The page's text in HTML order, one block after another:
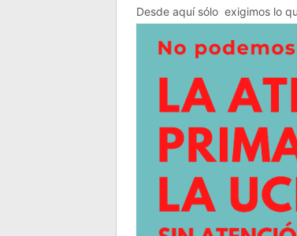
Desde aquí sólo exigimos lo